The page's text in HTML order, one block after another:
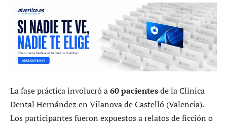
La fase práctica involucró a60 pacientesde la Clínica
Dental Hernández en Vilanova de Castelló (Valencia).
Los participantes fueron expuestos a relatos de ficción o